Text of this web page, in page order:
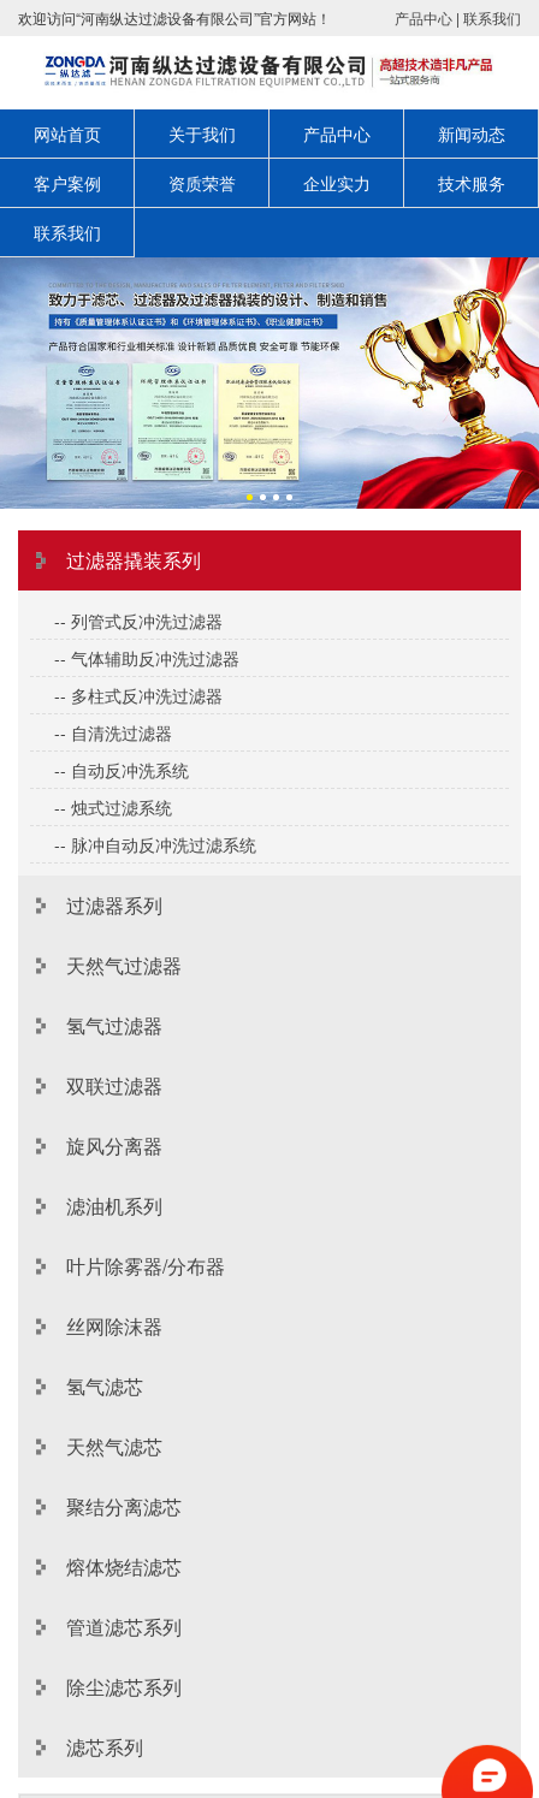
欢迎访问“河南纵达过滤设备有限公司”官方网站！ 产品中心 | 联系我们
网站首页 关于我们 产品中心 新闻动态
客户案例 资质荣誉 企业实力 技术服务
联系我们
过滤器撬装系列
-- 列管式反冲洗过滤器
-- 气体辅助反冲洗过滤器
-- 多柱式反冲洗过滤器
-- 自清洗过滤器
-- 自动反冲洗系统
-- 烛式过滤系统
-- 脉冲自动反冲洗过滤系统
过滤器系列
天然气过滤器
氢气过滤器
双联过滤器
旋风分离器
滤油机系列
叶片除雾器/分布器
丝网除沫器
氢气滤芯
天然气滤芯
聚结分离滤芯
熔体烧结滤芯
管道滤芯系列
除尘滤芯系列
滤芯系列